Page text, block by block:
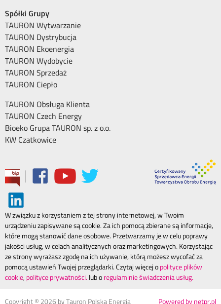
Spółki Grupy
TAURON Wytwarzanie
TAURON Dystrybucja
TAURON Ekoenergia
TAURON Wydobycie
TAURON Sprzedaż
TAURON Ciepło
TAURON Obsługa Klienta
TAURON Czech Energy
Bioeko Grupa TAURON sp. z o.o.
KW Czatkowice
|
W związku z korzystaniem z tej strony internetowej, w Twoim
urządzeniu zapisywane są cookie. Za ich pomocą zbierane są informacje,
które mogą stanowić dane osobowe. Przetwarzamy je w celu poprawy
jakości usług, w celach analitycznych oraz marketingowych. Korzystając
ze strony wyrażasz zgodę na ich używanie, którą możesz wycofać za
pomocą ustawień Twojej przeglądarki. Czytaj więcej opolityce plików
cookie,polityce prywatności. lub oregulaminie świadczenia usług.
Copyright © 2026 by Tauron Polska Energia Powered by netpr.pl